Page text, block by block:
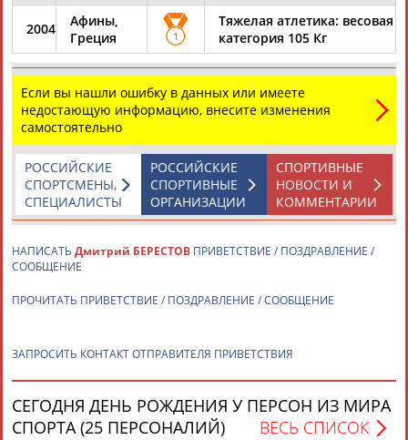
24 персон из 13181
ЕЩЁ ПЕРСОНЫ
ТАБЛО АКТИВНОСТИ
ЦЕЛИ ПРОЕКТА КОНТАКТЫ НАШИ КНОПКИ РЕКЛАМА
© Стадион, 1998-2026
Адресов в новостной рассылке: 996
Подпишись
2004
Афины,
Греция
1
Тяжелая атлетика: весовая
категория 105 Кг
Если вы нашли ошибку в данных или имеете
недостающую информацию, внесите изменения
самостоятельно
СПОРТИВНЫЕ
НОВОСТИ И
КОММЕНТАРИИ
РОССИЙСКИЕ
СПОРТИВНЫЕ
ОРГАНИЗАЦИИ
РОССИЙСКИЕ
СПОРТСМЕНЫ,
СПЕЦИАЛИСТЫ
НАПИСАТЬ Дмитрий БЕРЕСТОВ ПРИВЕТСТВИЕ / ПОЗДРАВЛЕНИЕ /
СООБЩЕНИЕ
ПРОЧИТАТЬ ПРИВЕТСТВИЕ / ПОЗДРАВЛЕНИЕ / СООБЩЕНИЕ
ЗАПРОСИТЬ КОНТАКТ ОТПРАВИТЕЛЯ ПРИВЕТСТВИЯ
СЕГОДНЯ ДЕНЬ РОЖДЕНИЯ У ПЕРСОН ИЗ МИРА
СПОРТА (25 ПЕРСОНАЛИЙ)
ВЕСЬ СПИСОК